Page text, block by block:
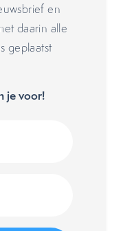
en
daarin alle
geplaatst
je voor!